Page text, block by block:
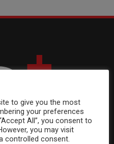
to give you the most
your preferences
All”, you consent to
you may visit
controlled consent.